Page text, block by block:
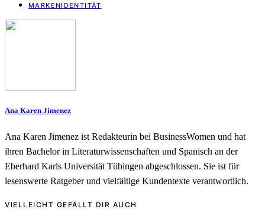
MARKENIDENTITÄT
Ana Karen Jimenez
Ana Karen Jimenez ist Redakteurin bei BusinessWomen und hat
ihren Bachelor in Literaturwissenschaften und Spanisch an der
Eberhard Karls Universität Tübingen abgeschlossen. Sie ist für
lesenswerte Ratgeber und vielfältige Kundentexte verantwortlich.
VIELLEICHT GEFÄLLT DIR AUCH